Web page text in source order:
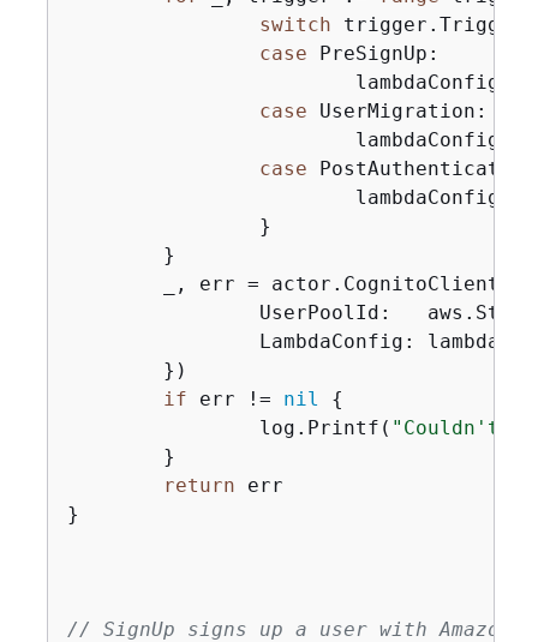
switch trigger.Trigger
case PreSignUp:
case UserMigration:
case
_, err =
if err != nil
{
		log.Printf(
"Couldn't
return err
}
// SignUp signs up a user with Amazon